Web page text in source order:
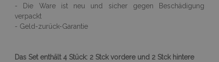
- Die Ware ist neu und sicher gegen Beschädigung
verpackt
- Geld-zurück-Garantie
Das Set enthält 4 Stück: 2 Stck vordere und 2 Stck hintere
Anbieter /
mage-translation-file-version